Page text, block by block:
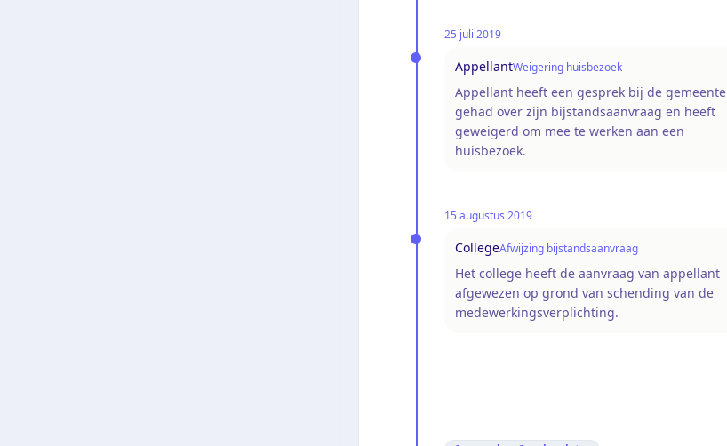
25 juli 2019
AppellantWeigering huisbezoek
Appellant heeft een gesprek bij de gemeente
gehad over zijn bijstandsaanvraag en heeft
geweigerd om mee te werken aan een
huisbezoek.
15 augustus 2019
CollegeAfwijzing bijstandsaanvraag
Het college heeft de aanvraag van appellant
afgewezen op grond van schending van de
medewerkingsverplichting.